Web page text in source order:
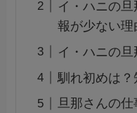
イ・ハニの
報が少ない理
イ・ハニの旦
馴れ初めは
旦那さんの